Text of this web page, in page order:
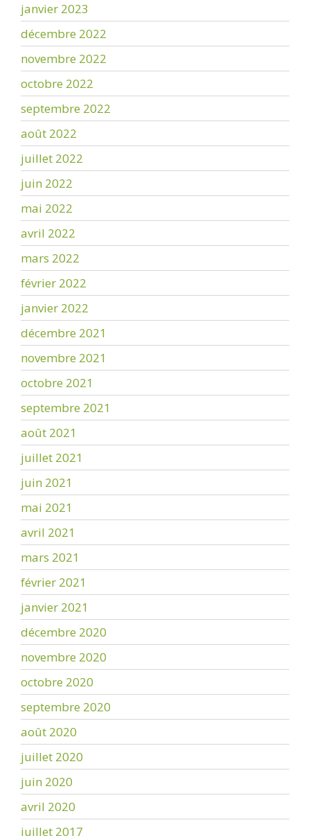
janvier 2023
décembre 2022
novembre 2022
octobre 2022
septembre 2022
août 2022
juillet 2022
juin 2022
mai 2022
avril 2022
mars 2022
février 2022
janvier 2022
décembre 2021
novembre 2021
octobre 2021
septembre 2021
août 2021
juillet 2021
juin 2021
mai 2021
avril 2021
mars 2021
février 2021
janvier 2021
décembre 2020
novembre 2020
octobre 2020
septembre 2020
août 2020
juillet 2020
juin 2020
avril 2020
juillet 2017